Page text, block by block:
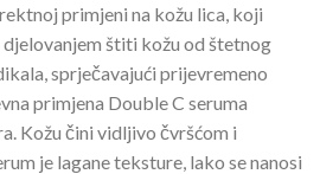
primjeni na kožu lica, koji
štiti kožu od štetnog
sprječavajući prijevremeno
primjena Double C seruma
Kožu čini vidljivo čvršćom i
je lagane teksture, lako se nanosi